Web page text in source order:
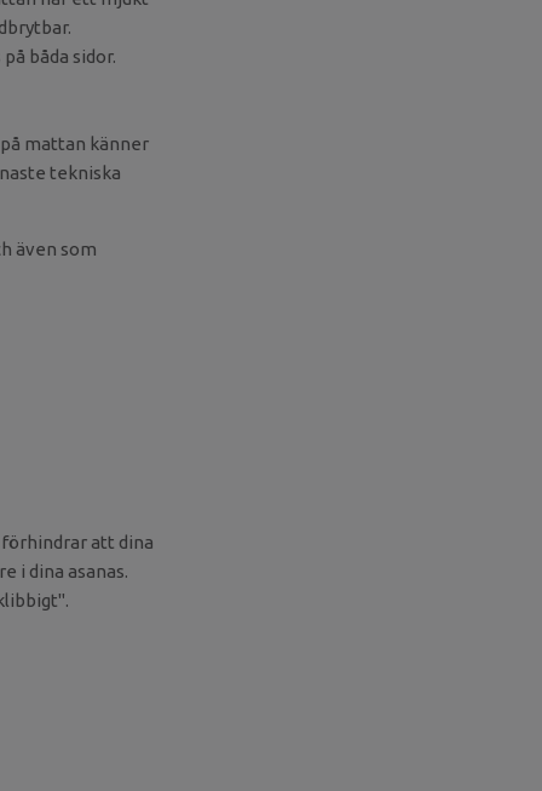
båda sidor.
mattan känner
tekniska
även som
att dina
i dina asanas.